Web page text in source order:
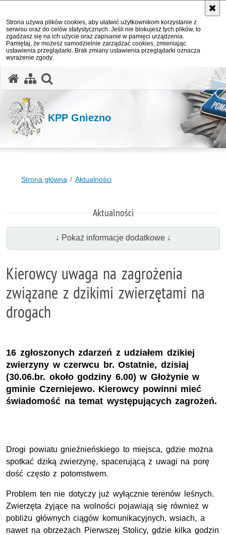
Strona używa plików cookies, aby ułatwić użytkownikom korzystanie z
serwisu oraz do celów statystycznych. Jeśli nie blokujesz tych plików, to
zgadzasz się na ich użycie oraz zapisanie w pamięci urządzenia.
Pamiętaj, że możesz samodzielnie zarządzać cookies, zmieniając
ustawienia przeglądarki. Brak zmiany ustawienia przeglądarki oznacza
wyrażenie zgody.
KPP Gniezno
Strona główna Aktualności
Aktualności
↓ Pokaż informacje dodatkowe ↓
Kierowcy uwaga na zagrożenia
związane z dzikimi zwierzętami na
drogach
16 zgłoszonych zdarzeń z udziałem dzikiej
zwierzyny w czerwcu br. Ostatnie, dzisiaj
(30.06.br. około godziny 6.00) w Głożynie w
gminie Czerniejewo. Kierowcy powinni mieć
świadomość na temat występujących zagrożeń.
Drogi powiatu gnieźnieńskiego to miejsca, gdzie można
spotkać dziką zwierzynę, spacerującą z uwagi na porę
dość często z potomstwem.
Problem ten nie dotyczy już wyłącznie terenów leśnych.
Zwierzęta żyjące na wolności pojawiają się również w
pobliżu głównych ciągów komunikacyjnych, wsiach, a
nawet na obrzeżach Pierwszej Stolicy, gdzie kilka godzin